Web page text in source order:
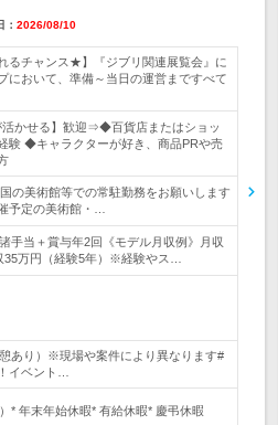
： 2026/08/10
るチャンス★】『ジブリ関連展覧会』に
において、準備～当日の運営まですべて
活かせる】歓迎⇒◆百貨店またはショッ
験 ◆キャラクターが好き、商品PRや売
の美術館等での常駐勤務をお願いします
予定の美術館・…
手当＋賞与年2回《モデル月収例》月収
35万円（経験5年）※経験やス…
あり）※現場や案件により異なります#
イベント…
* 年末年始休暇* 有給休暇* 慶弔休暇